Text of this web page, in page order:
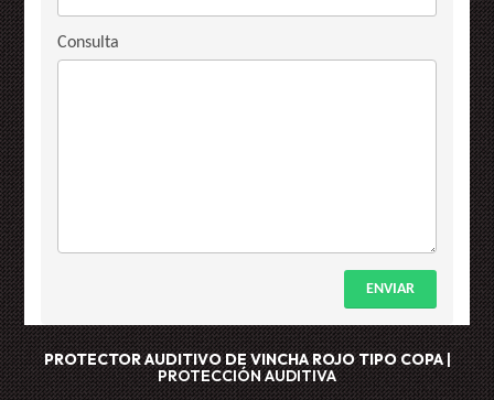
Consulta
ENVIAR
PROTECTOR AUDITIVO DE VINCHA ROJOTIPO COPA|
PROTECCIÓN AUDITIVA